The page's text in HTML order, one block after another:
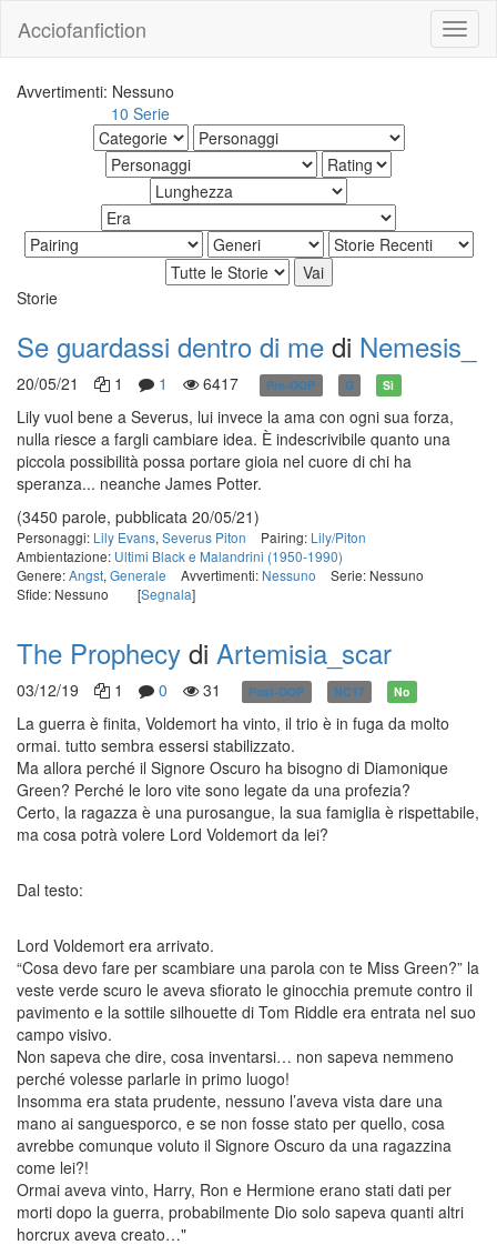
Acciofanfiction
Avvertimenti: Nessuno
10 Serie
Storie
Se guardassi dentro di me di Nemesis_
20/05/21 1 1 6417 Pre-OOP G Sì
Lily vuol bene a Severus, lui invece la ama con ogni sua forza,
nulla riesce a fargli cambiare idea. È indescrivibile quanto una
piccola possibilità possa portare gioia nel cuore di chi ha
speranza... neanche James Potter.
(3450 parole, pubblicata 20/05/21)
Personaggi: Lily Evans, Severus Piton Pairing: Lily/Piton
Ambientazione: Ultimi Black e Malandrini (1950-1990)
Genere:Angst, Generale Avvertimenti: Nessuno
Serie: Nessuno
Sfide: Nessuno
[Segnala]
The Prophecy di Artemisia_scar
03/12/19 1 0 31 Post-OOP NC17 No
La guerra è finita, Voldemort ha vinto, il trio è in fuga da molto
ormai. tutto sembra essersi stabilizzato.
Ma allora perché il Signore Oscuro ha bisogno di Diamonique
Green? Perché le loro vite sono legate da una profezia?
Certo, la ragazza è una purosangue, la sua famiglia è rispettabile,
ma cosa potrà volere Lord Voldemort da lei?
Dal testo:
Lord Voldemort era arrivato.
“Cosa devo fare per scambiare una parola con te Miss Green?” la
veste verde scuro le aveva sfiorato le ginocchia premute contro il
pavimento e la sottile silhouette di Tom Riddle era entrata nel suo
campo visivo.
Non sapeva che dire, cosa inventarsi… non sapeva nemmeno
perché volesse parlarle in primo luogo!
Insomma era stata prudente, nessuno l’aveva vista dare una
mano ai sanguesporco, e se non fosse stato per quello, cosa
avrebbe comunque voluto il Signore Oscuro da una ragazzina
come lei?!
Ormai aveva vinto, Harry, Ron e Hermione erano stati dati per
morti dopo la guerra, probabilmente Dio solo sapeva quanti altri
horcrux aveva creato…"